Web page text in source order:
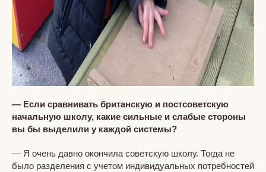
— Если сравнивать британскую и постсоветскую
начальную школу, какие сильные и слабые стороны
вы бы выделили у каждой системы?
— Я очень давно окончила советскую школу. Тогда не
было разделения с учетом индивидуальных потребностей